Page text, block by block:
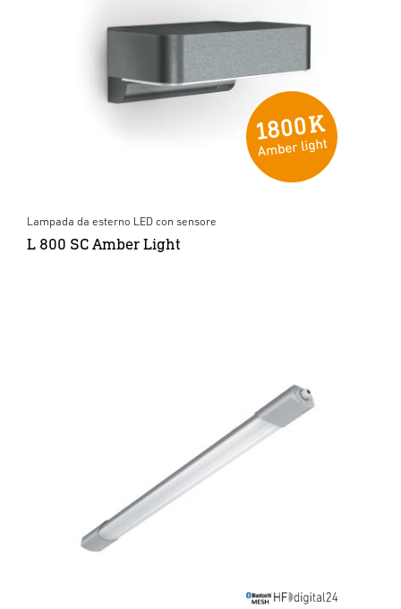
Lampada da esterno LED con sensore
L 800 SC Amber Light